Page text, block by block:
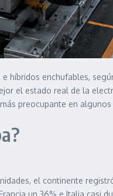
híbridos enchufables,
el estado real de la
preocupante en
el continente
un 36% e Italia casi